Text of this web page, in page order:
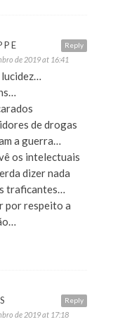
Reply
de 2019 at 16:41
de drogas
a guerra…
os intelectuais
dizer nada
traficantes…
por respeito a
Reply
de 2019 at 17:18